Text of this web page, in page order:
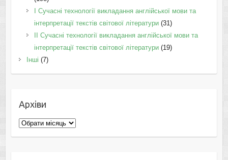
I Cучасні технології викладання англійської мови та
інтерпретації текстів світової літератури(31)
II Cучасні технології викладання англійської мови та
інтерпретації текстів світової літератури(19)
Інші (7)
Архіви
Архіви